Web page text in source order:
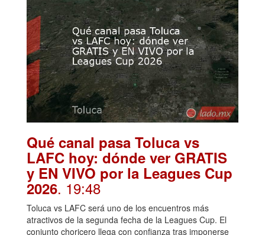
Qué canal pasa Toluca vs
LAFC hoy: dónde ver GRATIS
y EN VIVO por la Leagues Cup
2026. 19:48
Toluca vs LAFC será uno de los encuentros más
atractivos de la segunda fecha de la Leagues Cup. El
conjunto choricero llega con confianza tras imponerse